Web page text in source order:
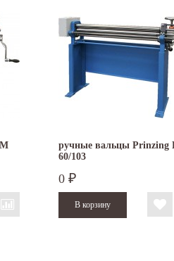
ручные вальцы Prinzing
60/103
0 ₽